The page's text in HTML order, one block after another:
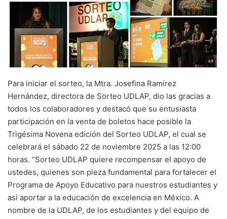
Para iniciar el sorteo, la Mtra. Josefina Ramírez
Hernández, directora de Sorteo UDLAP, dio las gracias a
todos los colaboradores y destacó que su entusiasta
participación en la venta de boletos hace posible la
Trigésima Novena edición del Sorteo UDLAP, el cual se
celebrará el sábado 22 de noviembre 2025 a las 12:00
horas. “Sorteo UDLAP quiere recompensar el apoyo de
ustedes, quienes son pieza fundamental para fortalecer el
Programa de Apoyo Educativo para nuestros estudiantes y
así aportar a la educación de excelencia en México. A
nombre de la UDLAP, de los estudiantes y del equipo de